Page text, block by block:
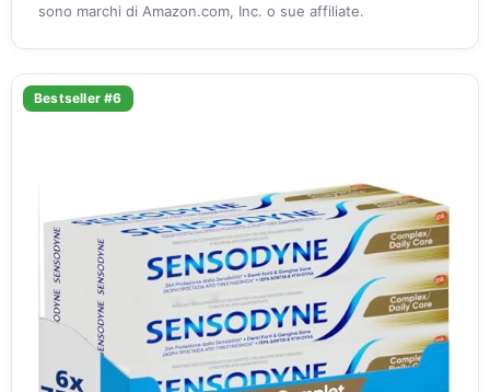
sono marchi di Amazon.com, Inc. o sue affiliate.
Bestseller #6